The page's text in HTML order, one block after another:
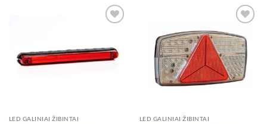
LED GALINIAI ŽIBINTAI
wishlist
LED GALINIAI ŽIBINTAI